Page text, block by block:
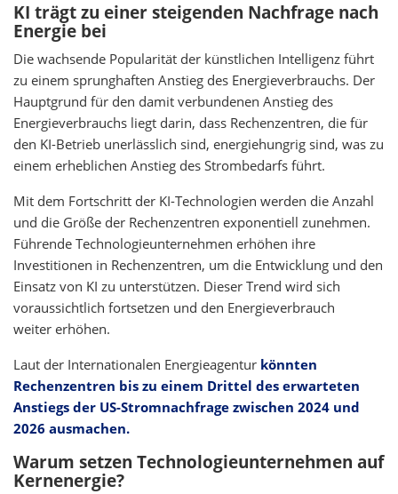
KI trägt zu einer steigenden Nachfrage nach
Energie bei
Die wachsende Popularität der künstlichen Intelligenz führt
zu einem sprunghaften Anstieg des Energieverbrauchs. Der
Hauptgrund für den damit verbundenen Anstieg des
Energieverbrauchs liegt darin, dass Rechenzentren, die für
den KI-Betrieb unerlässlich sind, energiehungrig sind, was zu
einem erheblichen Anstieg des Strombedarfs führt.
Mit dem Fortschritt der KI-Technologien werden die Anzahl
und die Größe der Rechenzentren exponentiell zunehmen.
Führende Technologieunternehmen erhöhen ihre
Investitionen in Rechenzentren, um die Entwicklung und den
Einsatz von KI zu unterstützen. Dieser Trend wird sich
voraussichtlich fortsetzen und den Energieverbrauch
weiter erhöhen.
Laut der Internationalen Energieagentur könnten
Rechenzentren bis zu einem Drittel des erwarteten
Anstiegs der US-Stromnachfrage zwischen 2024 und
2026 ausmachen.
Warum setzen Technologieunternehmen auf
Kernenergie?